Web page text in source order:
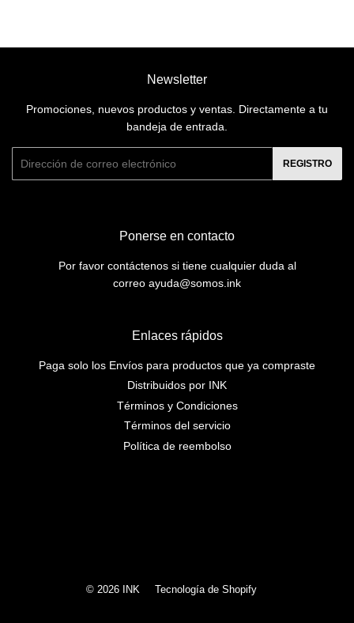
Newsletter
Promociones, nuevos productos y ventas. Directamente a tu
bandeja de entrada.
REGISTRO
Ponerse en contacto
Por favor contáctenos si tiene cualquier duda al
correo ayuda@somos.ink
Enlaces rápidos
Paga solo los Envíos para productos que ya compraste
Distribuidos por INK
Términos y Condiciones
Términos del servicio
Política de reembolso
© 2026 INK Tecnología de Shopify